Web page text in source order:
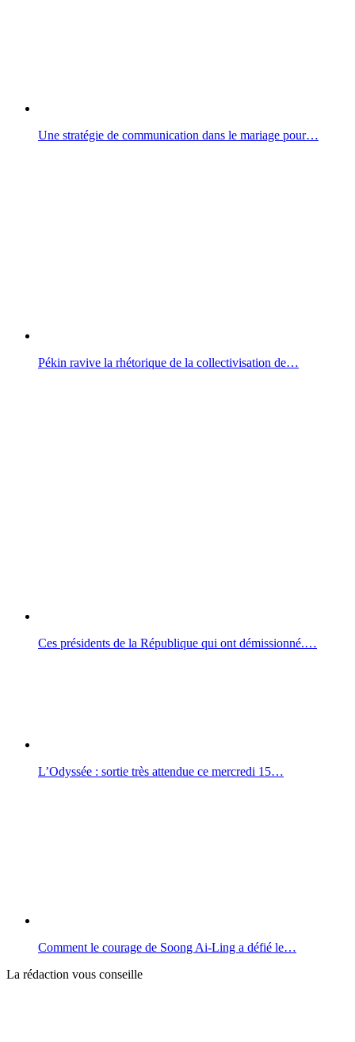
Une stratégie de communication dans le mariage pour…
Pékin ravive la rhétorique de la collectivisation de…
Ces présidents de la République qui ont démissionné.…
L’Odyssée : sortie très attendue ce mercredi 15…
Comment le courage de Soong Ai-Ling a défié le…
La rédaction vous conseille